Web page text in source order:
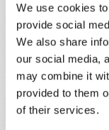
We use cookies
provide social
We also share
our social media,
may combine it
provided to them
of their services.
Ceux qui vivent
périront pas,
Jésus l’a déclaré.
QUI EST
En méditant sur
découvert les